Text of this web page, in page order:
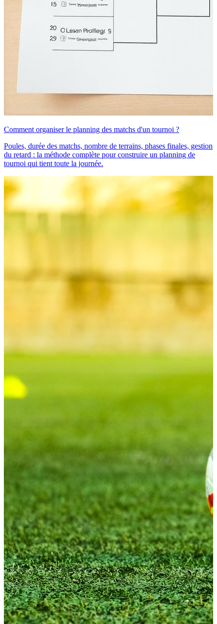
Comment organiser le planning des matchs d'un tournoi ?
Poules, durée des matchs, nombre de terrains, phases finales, gestion
du retard : la méthode complète pour construire un planning de
tournoi qui tient toute la journée.